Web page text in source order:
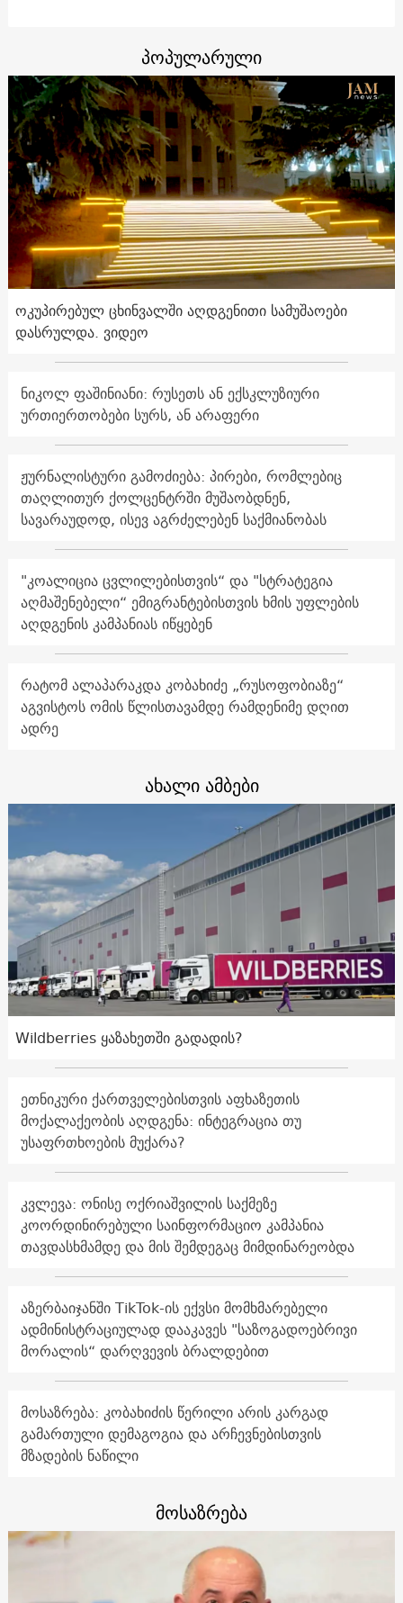
პოპულარული
ოკუპირებულ ცხინვალში აღდგენითი სამუშაოები
დასრულდა. ვიდეო
ნიკოლ ფაშინიანი: რუსეთს ან ექსკლუზიური
ურთიერთობები სურს, ან არაფერი
ჟურნალისტური გამოძიება: პირები, რომლებიც
თაღლითურ ქოლცენტრში მუშაობდნენ,
სავარაუდოდ, ისევ აგრძელებენ საქმიანობას
"კოალიცია ცვლილებისთვის“ და "სტრატეგია
აღმაშენებელი“ ემიგრანტებისთვის ხმის უფლების
აღდგენის კამპანიას იწყებენ
რატომ ალაპარაკდა კობახიძე „რუსოფობიაზე“
აგვისტოს ომის წლისთავამდე რამდენიმე დღით
ადრე
ახალი ამბები
Wildberries ყაზახეთში გადადის?
ეთნიკური ქართველებისთვის აფხაზეთის
მოქალაქეობის აღდგენა: ინტეგრაცია თუ
უსაფრთხოების მუქარა?
კვლევა: ონისე ოქრიაშვილის საქმეზე
კოორდინირებული საინფორმაციო კამპანია
თავდასხმამდე და მის შემდეგაც მიმდინარეობდა
აზერბაიჯანში TikTok-ის ექვსი მომხმარებელი
ადმინისტრაციულად დააკავეს "საზოგადოებრივი
მორალის“ დარღვევის ბრალდებით
მოსაზრება: კობახიძის წერილი არის კარგად
გამართული დემაგოგია და არჩევნებისთვის
მზადების ნაწილი
მოსაზრება